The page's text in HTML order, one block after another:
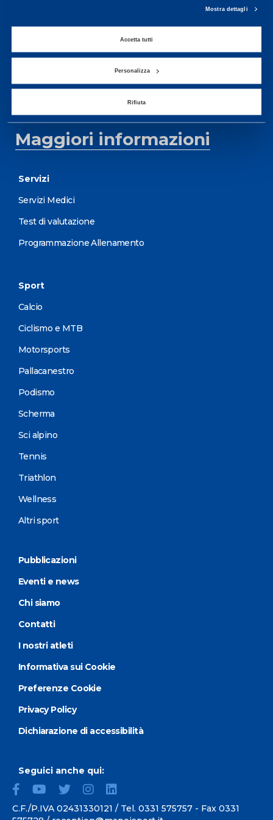
Mostra dettagli
Accetta tutti
Personalizza
Rifiuta
Centro servizi per l'alta
prestazione ed il
wellness.
Maggiori informazioni
Servizi
Servizi Medici
Test di valutazione
Programmazione Allenamento
Sport
Calcio
Ciclismo e MTB
Motorsports
Pallacanestro
Podismo
Scherma
Sci alpino
Tennis
Triathlon
Wellness
Altri sport
Pubblicazioni
Eventi e news
Chi siamo
Contatti
I nostri atleti
Informativa sui Cookie
Preferenze Cookie
Privacy Policy
Dichiarazione di accessibilità
Seguici anche qui:
C.F./P.IVA 02431330121 / Tel. 0331 575757 - Fax 0331